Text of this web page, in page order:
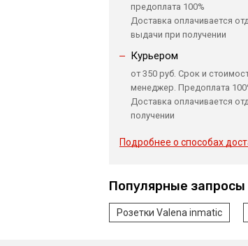
предоплата 100%
Доставка оплачивается
выдачи при получении
Курьером
от 350 руб. Срок и
менеджер. Предоплата
Доставка оплачивается
получении
Подробнее о способах
Популярные
Розетки Valena inmatic